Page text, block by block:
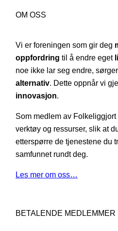
OM OSS
Vi er foreningen som gir deg
oppfordring til å endre eget
noe ikke lar seg endre,
alternativ. Dette oppnår vi
innovasjon.
Som medlem av
verktøy og ressurser, slik at
etterspørre de tjenestene du
samfunnet rundt deg.
Les mer om oss…
BETALENDE MEDLEMMER